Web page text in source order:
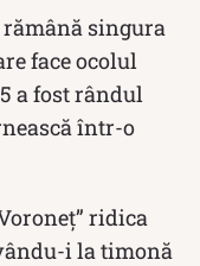
rămână singura
face ocolul
a fost rândul
într-o
ridica
i la timonă